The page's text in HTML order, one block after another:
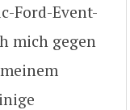
Ford-Event-
mich gegen